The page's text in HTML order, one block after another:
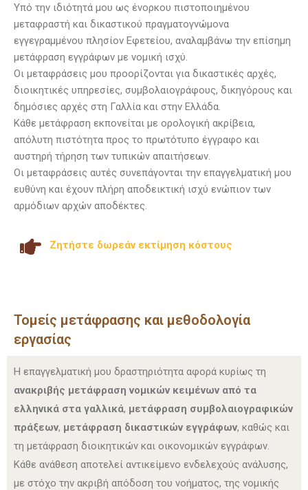
Υπό την ιδιότητά μου ως ένορκου πιστοποιημένου
μεταφραστή και δικαστικού πραγματογνώμονα
εγγεγραμμένου πλησίον Εφετείου, αναλαμβάνω την επίσημη
μετάφραση εγγράφων με νομική ισχύ.
Οι μεταφράσεις μου προορίζονται για δικαστικές αρχές,
διοικητικές υπηρεσίες, συμβολαιογράφους, δικηγόρους και
δημόσιες αρχές στη Γαλλία και στην Ελλάδα.
Κάθε μετάφραση εκπονείται με ορολογική ακρίβεια,
απόλυτη πιστότητα προς το πρωτότυπο έγγραφο και
αυστηρή τήρηση των τυπικών απαιτήσεων.
Οι μεταφράσεις αυτές συνεπάγονται την επαγγελματική μου
ευθύνη και έχουν πλήρη αποδεικτική ισχύ ενώπιον των
αρμόδιων αρχών αποδέκτες.
Ζητήστε δωρεάν εκτίμηση κόστους
Τομείς μετάφρασης και μεθοδολογία
εργασίας
Η επαγγελματική μου δραστηριότητα αφορά κυρίως τη
ανακριβής μετάφραση νομικών κειμένων από τα
ελληνικά στα γαλλικά, μετάφραση συμβολαιογραφικών
πράξεων, μετάφραση δικαστικών εγγράφων, καθώς και
τη μετάφραση διοικητικών και οικονομικών εγγράφων.
Κάθε ανάθεση αποτελεί αντικείμενο ενδελεχούς ανάλυσης,
με στόχο την ακριβή απόδοση του νοήματος, της νομικής